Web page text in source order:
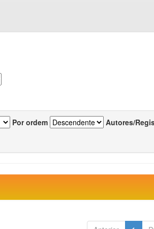
Por ordem Autores/